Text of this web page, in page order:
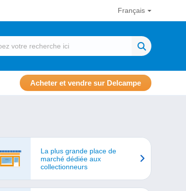
Français
Acheter et vendre sur Delcampe
La plus grande place de
marché dédiée aux
collectionneurs